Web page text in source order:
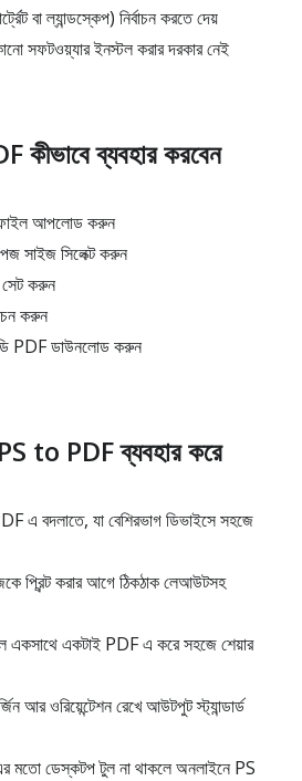
বা ল্যান্ডস্কেপ) নির্বাচন করতে দেয়
সফটওয়্যার ইনস্টল করার দরকার নেই
কীভাবে ব্যবহার করবেন
আপলোড করুন
সাইজ সিলেক্ট করুন
সেট করুন
করুন
PDF ডাউনলোড করুন
to PDF ব্যবহার করে
এ বদলাতে, যা বেশিরভাগ ডিভাইসে সহজে
প্রিন্ট করার আগে ঠিকঠাক লেআউটসহ
একটাই PDF এ করে সহজে শেয়ার
আর ওরিয়েন্টেশন রেখে আউটপুট স্ট্যান্ডার্ড
মতো ডেস্কটপ টুল না থাকলে অনলাইনে PS